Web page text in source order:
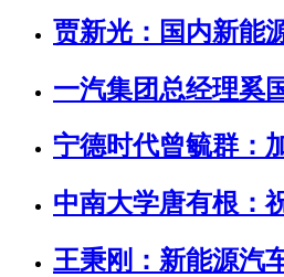
贾新光：国内新能
一汽集团总经理奚
宁德时代曾毓群：
中南大学唐有根：
王秉刚：新能源汽